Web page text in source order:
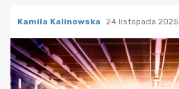
Kamila Kalinowska 24 listopada 2025